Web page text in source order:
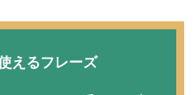
えるフレーズ